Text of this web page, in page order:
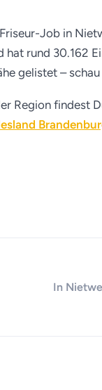
Job in
hat rund 30.162
gelistet –
Region findest
In